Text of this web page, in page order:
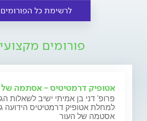
לרשימת כל הפורומים
פורומים
אטופיק דרמטיטיס - אסתמה של
פרופ' דני בן אמיתי ישיב לשאלות
למחלת אטופיק דרמטיטיס הידועה
אסטמה של העור